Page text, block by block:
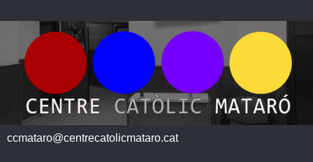
ccmataro@centrecatolicmataro.cat